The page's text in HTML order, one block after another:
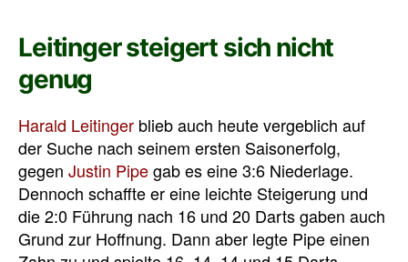
Leitinger steigert sich nicht
genug
Harald Leitinger blieb auch heute vergeblich auf
der Suche nach seinem ersten Saisonerfolg,
gegen Justin Pipegab es eine 3:6 Niederlage.
Dennoch schaffte er eine leichte Steigerung und
die 2:0 Führung nach 16 und 20 Darts gaben auch
Grund zur Hoffnung. Dann aber legte Pipe einen